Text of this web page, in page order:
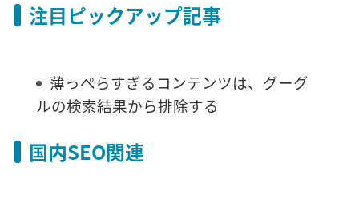
注目ピックアップ記事
薄っぺらすぎるコンテンツは、グーグ
ルの検索結果から排除する
国内SEO関連